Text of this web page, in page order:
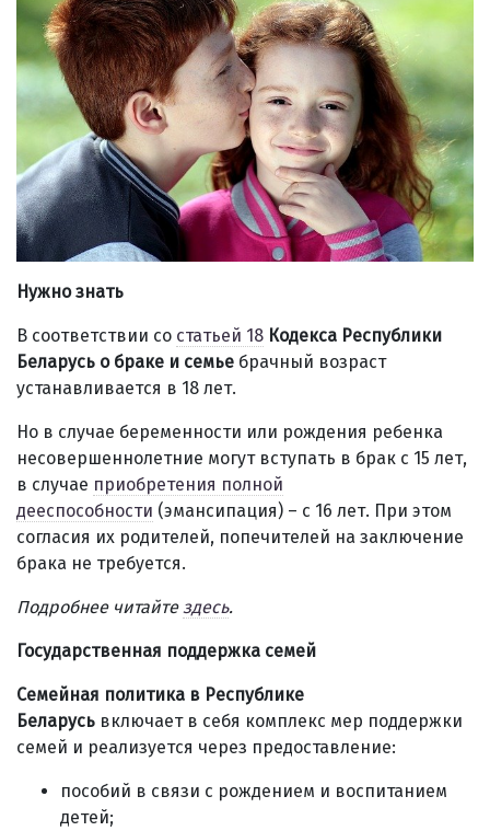
Нужно знать
В соответствии со статьей 18 Кодекса Республики
Беларусь о браке и семье брачный возраст
устанавливается в 18 лет.
Но в случае беременности или рождения ребенка
несовершеннолетние могут вступать в брак с 15 лет,
в случае приобретения полной
дееспособности (эмансипация) – с 16 лет. При этом
согласия их родителей, попечителей на заключение
брака не требуется.
Подробнее читайтездесь.
Государственная поддержка семей
Семейная политика в Республике
Беларусь включает в себя комплекс мер поддержки
семей и реализуется через предоставление:
пособий в связи с рождением и воспитанием
детей;